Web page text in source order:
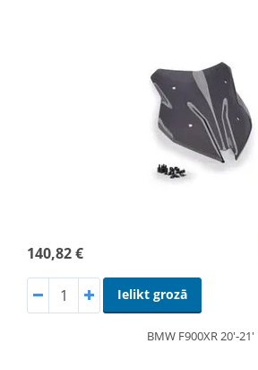
140,82 €
Ielikt grozā
BMW F900XR 20'-21'